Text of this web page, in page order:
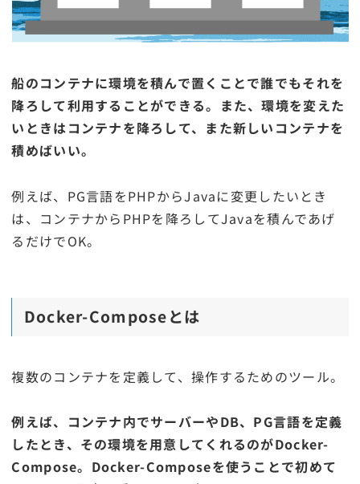
船のコンテナに環境を積んで置くことで誰でもそれを
降ろして利用することができる。また、環境を変えた
いときはコンテナを降ろして、また新しいコンテナを
積めばいい。
例えば、PG言語をPHPからJavaに変更したいとき
は、コンテナからPHPを降ろしてJavaを積んであげ
るだけでOK。
Docker-Composeとは
複数のコンテナを定義して、操作するためのツール。
例えば、コンテナ内でサーバーやDB、PG言語を定義
したとき、その環境を用意してくれるのがDocker-
Compose。Docker-Composeを使うことで初めて